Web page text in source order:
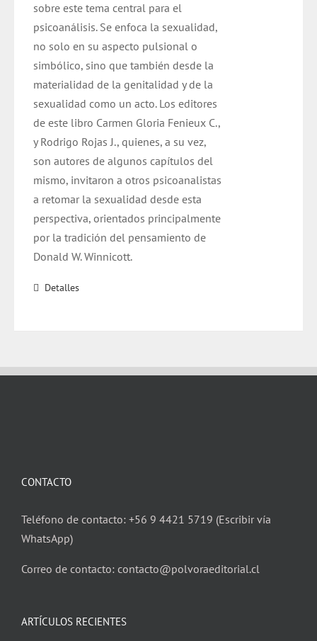
sobre este tema central para el
psicoanálisis. Se enfoca la sexualidad,
no solo en su aspecto pulsional o
simbólico, sino que también desde la
materialidad de la genitalidad y de la
sexualidad como un acto. Los editores
de este libro Carmen Gloria Fenieux C.,
y Rodrigo Rojas J., quienes, a su vez,
son autores de algunos capítulos del
mismo, invitaron a otros psicoanalistas
a retomar la sexualidad desde esta
perspectiva, orientados principalmente
por la tradición del pensamiento de
Donald W. Winnicott.
Detalles
CONTACTO
Teléfono de contacto: +56 9 4421 5719 (Escribir vía
WhatsApp)
Correo de contacto: contacto@polvoraeditorial.cl
ARTÍCULOS RECIENTES